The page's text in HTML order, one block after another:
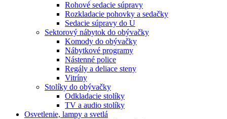
Rohové sedacie súpravy
Rozkladacie pohovky a sedačky
Sedacie súpravy do U
Sektorový nábytok do obývačky
Komody do obývačky
Nábytkové programy
Nástenné police
Regály a deliace steny
Vitríny
Stolíky do obývačky
Odkladacie stolíky
TV a audio stolíky
Osvetlenie, lampy a svetlá